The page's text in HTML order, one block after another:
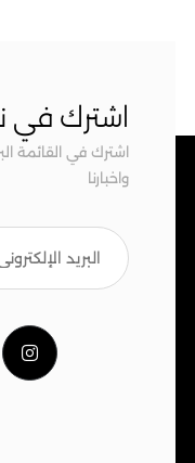
اشترك في
اشترك في القائمة
واخبارنا